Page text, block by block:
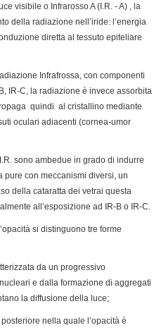
visibile o Infrarosso A (I.R. - A) , la
della radiazione nell’iride: l’energia
diretta al tessuto epiteliare
Infrafrossa, con componenti
IR-C, la radiazione è invece assorbita
quindi al cristallino mediante
oculari adiacenti (cornea-umor
sono ambedue in grado di indurre
pure con meccanismi diversi, un
della cataratta dei vetrai questa
all’esposizione ad IR-B o IR-C.
si distinguono tre forme
da un progressivo
e dalla formazione di aggregati
la diffusione della luce;
nella quale l’opacità è